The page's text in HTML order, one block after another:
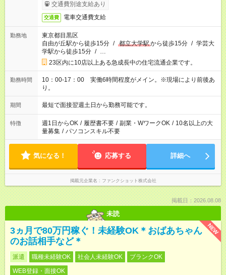
交通費別途支給あり
交通費 電車交通費支給
勤務地
東京都目黒区
自由が丘駅から徒歩15分 / 都立大学駅から徒歩15分 / 学芸大
学駅から徒歩15分 / …
23区内に10店以上ある急成長中の住宅流通企業です。
勤務時間
10：00-17：00 実働6時間程度がメイン。※現場により前後あ
り。
期間 最短で面接翌週土日から勤務可能です。
特徴 週1日からOK / 履歴書不要 / 副業・WワークOK / 10名以上の大
量募集 / パソコンスキル不要
気になる！ 応募する 詳細へ
掲載元企業名 ファンクショット株式会社
掲載日：2026.08.08
未読
NEW
3ヵ月で80万円稼ぐ！未経験OK＊おばあちゃん
のお話相手など＊
派遣 職種未経験OK 社会人未経験OK
ブランクOK
WEB登録・面接OK